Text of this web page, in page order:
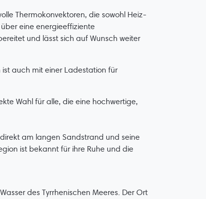
Thermokonvektoren, die sowohl Heiz-
eine energieeffiziente
und lässt sich auf Wunsch weiter
auch mit einer Ladestation für
Wahl für alle, die eine hochwertige,
am langen Sandstrand und seine
ist bekannt für ihre Ruhe und die
des Tyrrhenischen Meeres. Der Ort